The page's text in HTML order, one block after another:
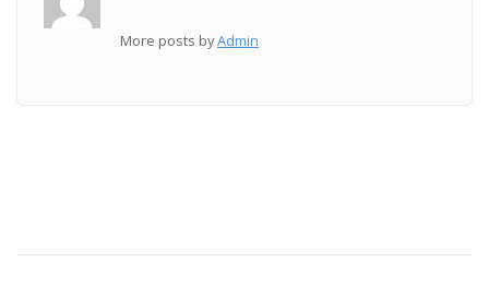
More posts byAdmin